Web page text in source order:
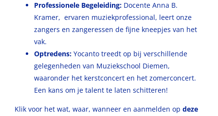
Professionele Begeleiding:Docente Anna B.
Kramer, ervaren muziekprofessional, leert onze
zangers en zangeressen de fijne kneepjes van het
vak.
Optredens:Yocanto treedt op bij verschillende
gelegenheden van Muziekschool Diemen,
waaronder het kerstconcert en het zomerconcert.
Een kans om je talent te laten schitteren!
Klik voor het wat, waar, wanneer en aanmelden op deze